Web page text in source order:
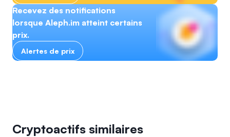
Recevez des notifications
lorsque Aleph.im atteint certains
prix.
Alertes de prix
Cryptoactifs similaires